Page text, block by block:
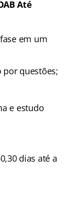
Até
em um
por questões;
e estudo
dias até a